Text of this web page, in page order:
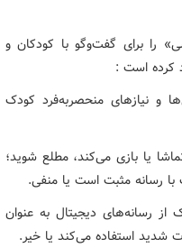
پزشکی اطفال آمریکا مدل «۵ سی» را برای گفت‌وگو با کودکان و
کرده است :
و نیازهای منحصربه‌فرد کودک
یا بازی می‌کند، مطلع شوید؛
رسانه مثبت است یا منفی.
از رسانه‌های دیجیتال به عنوان
شدید استفاده می‌کند یا خیر.